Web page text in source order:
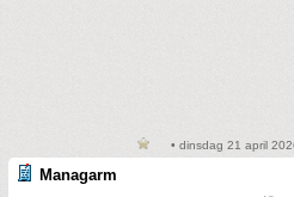
• dinsdag 21 april
Managarm